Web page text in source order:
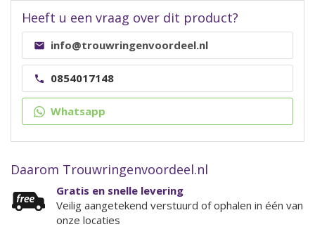
Heeft u een vraag over dit product?
info@trouwringenvoordeel.nl
0854017148
Whatsapp
Daarom Trouwringenvoordeel.nl
Gratis en snelle levering
Veilig aangetekend verstuurd of ophalen in één van
onze locaties